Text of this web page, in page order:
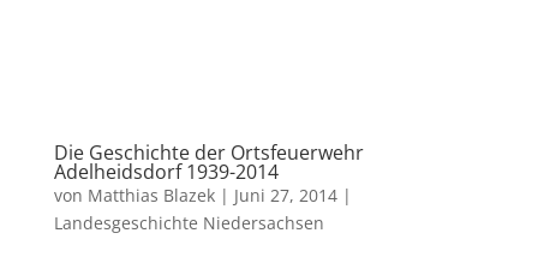
Die Geschichte der Ortsfeuerwehr
Adelheidsdorf 1939-2014
von Matthias Blazek| Juni 27, 2014|
Landesgeschichte Niedersachsen